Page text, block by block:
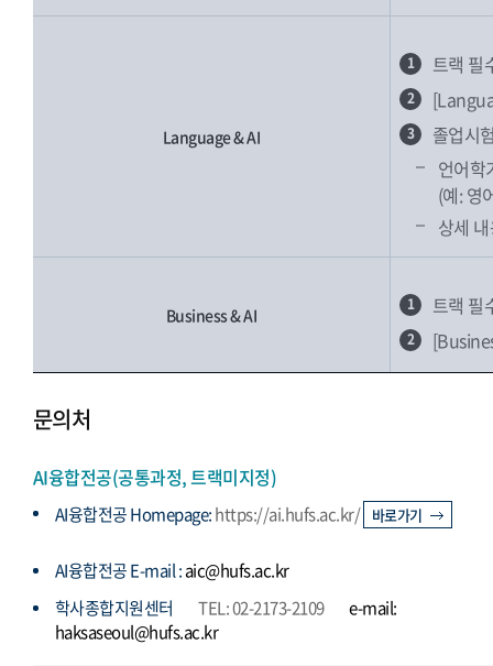
Language & AI
1 트랙 필
2
3
졸업시
언어학
(예: 영
상세
Business & AI 1 트랙 필
2
문의처
AI융합전공(공통과정, 트랙미지정)
AI융합전공 Homepage:https://ai.hufs.ac.kr/ 바로가기
AI융합전공 E-mail :aic@hufs.ac.kr
학사종합지원센터
TEL: 02-2173-2109
e-mail:
haksaseoul@hufs.ac.kr